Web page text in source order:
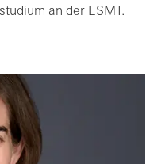
an der ESMT.